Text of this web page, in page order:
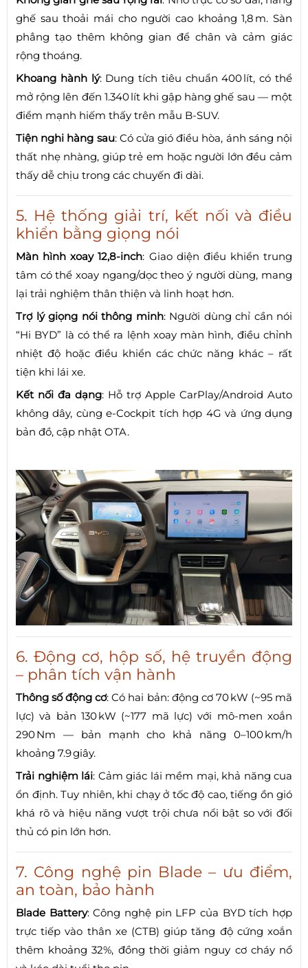
ghế sau thoải mái cho người cao khoảng 1,8 m. Sàn
phẳng tạo thêm không gian để chân và cảm giác
rộng thoáng.
Khoang hành lý: Dung tích tiêu chuẩn 400 lít, có thể
mở rộng lên đến 1.340 lít khi gập hàng ghế sau — một
điểm mạnh hiếm thấy trên mẫu B‑SUV.
Tiện nghi hàng sau: Có cửa gió điều hòa, ánh sáng nội
thất nhẹ nhàng, giúp trẻ em hoặc người lớn đều cảm
thấy dễ chịu trong các chuyến đi dài.
5. Hệ thống giải trí, kết nối và điều
khiển bằng giọng nói
Màn hình xoay 12,8‑inch: Giao diện điều khiển trung
tâm có thể xoay ngang/dọc theo ý người dùng, mang
lại trải nghiệm thân thiện và linh hoạt hơn.
Trợ lý giọng nói thông minh: Người dùng chỉ cần nói
“Hi BYD” là có thể ra lệnh xoay màn hình, điều chỉnh
nhiệt độ hoặc điều khiển các chức năng khác – rất
tiện khi lái xe.
Kết nối đa dạng: Hỗ trợ Apple CarPlay/Android Auto
không dây, cùng e‑Cockpit tích hợp 4G và ứng dụng
bản đồ, cập nhật OTA.
6. Động cơ, hộp số, hệ truyền động
– phân tích vận hành
Thông số động cơ: Có hai bản: động cơ 70 kW (~95 mã
lực) và bản 130 kW (~177 mã lực) với mô-men xoắn
290 Nm — bản mạnh cho khả năng 0–100 km/h
khoảng 7.9 giây.
Trải nghiệm lái: Cảm giác lái mềm mại, khả năng cua
ổn định. Tuy nhiên, khi chạy ở tốc độ cao, tiếng ồn gió
khá rõ và hiệu năng vượt trội chưa nổi bật so với đối
thủ có pin lớn hơn.
7. Công nghệ pin Blade – ưu điểm,
an toàn, bảo hành
Blade Battery: Công nghệ pin LFP của BYD tích hợp
trực tiếp vào thân xe (CTB) giúp tăng độ cứng xoắn
thêm khoảng 32%, đồng thời giảm nguy cơ cháy nổ